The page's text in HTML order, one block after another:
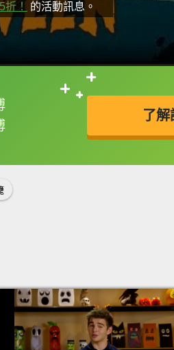
！ 的活動訊息。
了解
字幕可以直接查字典喔！